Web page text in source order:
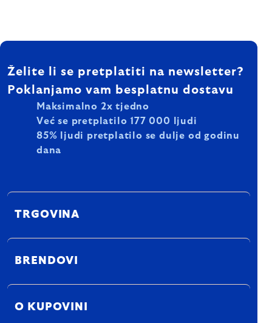
FOOTER
Želite li se pretplatiti na newsletter?
Poklanjamo vam besplatnu dostavu
Maksimalno 2x tjedno
Već se pretplatilo 177 000 ljudi
85% ljudi pretplatilo se dulje od godinu
dana
TRGOVINA
BRENDOVI
O KUPOVINI